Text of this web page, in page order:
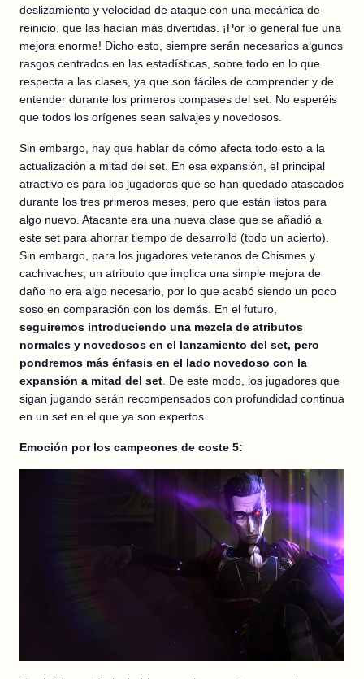
deslizamiento y velocidad de ataque con una mecánica de
reinicio, que las hacían más divertidas. ¡Por lo general fue una
mejora enorme! Dicho esto, siempre serán necesarios algunos
rasgos centrados en las estadísticas, sobre todo en lo que
respecta a las clases, ya que son fáciles de comprender y de
entender durante los primeros compases del set. No esperéis
que todos los orígenes sean salvajes y novedosos.
Sin embargo, hay que hablar de cómo afecta todo esto a la
actualización a mitad del set. En esa expansión, el principal
atractivo es para los jugadores que se han quedado atascados
durante los tres primeros meses, pero que están listos para
algo nuevo. Atacante era una nueva clase que se añadió a
este set para ahorrar tiempo de desarrollo (todo un acierto).
Sin embargo, para los jugadores veteranos de Chismes y
cachivaches, un atributo que implica una simple mejora de
daño no era algo necesario, por lo que acabó siendo un poco
soso en comparación con los demás. En el futuro,
seguiremos introduciendo una mezcla de atributos
normales y novedosos en el lanzamiento del set, pero
pondremos más énfasis en el lado novedoso con la
expansión a mitad del set. De este modo, los jugadores que
sigan jugando serán recompensados con profundidad continua
en un set en el que ya son expertos.
Emoción por los campeones de coste 5: